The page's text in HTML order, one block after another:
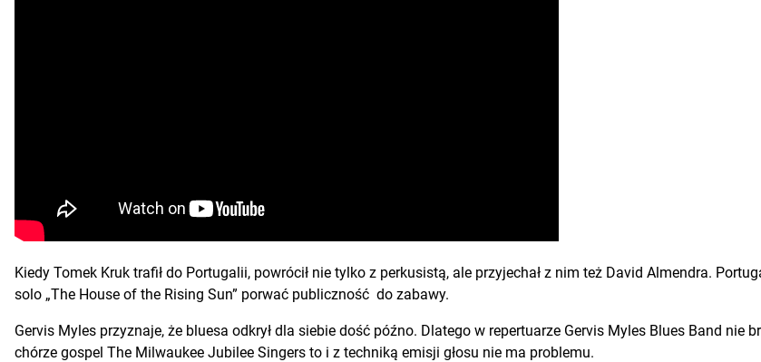
Kiedy Tomek Kruk trafił do Portugalii, powrócił nie tylko z perkusistą, ale przyjechał z nim też David Almendra.
solo „The House of the Rising Sun” porwać publiczność do zabawy.
Gervis Myles przyznaje, że bluesa odkrył dla siebie dość późno. Dlatego w repertuarze Gervis Myles Blues Band nie
chórze gospel The Milwaukee Jubilee Singers to i z techniką emisji głosu nie ma problemu.